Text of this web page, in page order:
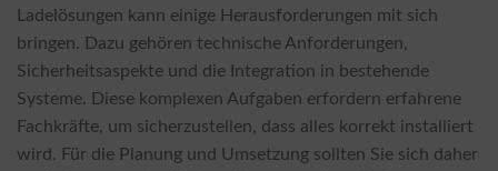
Ladelösungen kann einige Herausforderungen mit sich
bringen. Dazu gehören technische Anforderungen,
Sicherheitsaspekte und die Integration in bestehende
Systeme. Diese komplexen Aufgaben erfordern erfahrene
Fachkräfte, um sicherzustellen, dass alles korrekt installiert
wird. Für die Planung und Umsetzung sollten Sie sich daher